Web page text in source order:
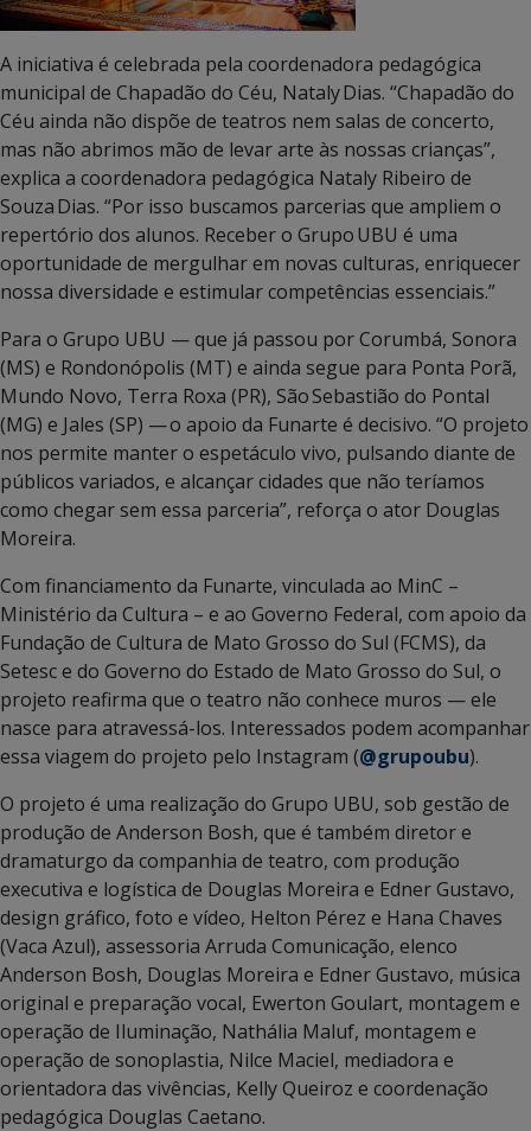
A iniciativa é celebrada pela coordenadora pedagógica
municipal de Chapadão do Céu, Nataly Dias. “Chapadão do
Céu ainda não dispõe de teatros nem salas de concerto,
mas não abrimos mão de levar arte às nossas crianças”,
explica a coordenadora pedagógica Nataly Ribeiro de
Souza Dias. “Por isso buscamos parcerias que ampliem o
repertório dos alunos. Receber o Grupo UBU é uma
oportunidade de mergulhar em novas culturas, enriquecer
nossa diversidade e estimular competências essenciais.”
Para o Grupo UBU — que já passou por Corumbá, Sonora
(MS) e Rondonópolis (MT) e ainda segue para Ponta Porã,
Mundo Novo, Terra Roxa (PR), São Sebastião do Pontal
(MG) e Jales (SP) — o apoio da Funarte é decisivo. “O projeto
nos permite manter o espetáculo vivo, pulsando diante de
públicos variados, e alcançar cidades que não teríamos
como chegar sem essa parceria”, reforça o ator Douglas
Moreira.
Com financiamento da Funarte, vinculada ao MinC –
Ministério da Cultura – e ao Governo Federal, com apoio da
Fundação de Cultura de Mato Grosso do Sul (FCMS), da
Setesc e do Governo do Estado de Mato Grosso do Sul, o
projeto reafirma que o teatro não conhece muros — ele
nasce para atravessá-los. Interessados podem acompanhar
essa viagem do projeto pelo Instagram (@grupoubu).
O projeto é uma realização do Grupo UBU, sob gestão de
produção de Anderson Bosh, que é também diretor e
dramaturgo da companhia de teatro, com produção
executiva e logística de Douglas Moreira e Edner Gustavo,
design gráfico, foto e vídeo, Helton Pérez e Hana Chaves
(Vaca Azul), assessoria Arruda Comunicação, elenco
Anderson Bosh, Douglas Moreira e Edner Gustavo, música
original e preparação vocal, Ewerton Goulart, montagem e
operação de Iluminação, Nathália Maluf, montagem e
operação de sonoplastia, Nilce Maciel, mediadora e
orientadora das vivências, Kelly Queiroz e coordenação
pedagógica Douglas Caetano.